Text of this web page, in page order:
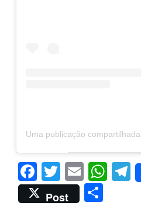
Facebook
Twitter
Email
Post